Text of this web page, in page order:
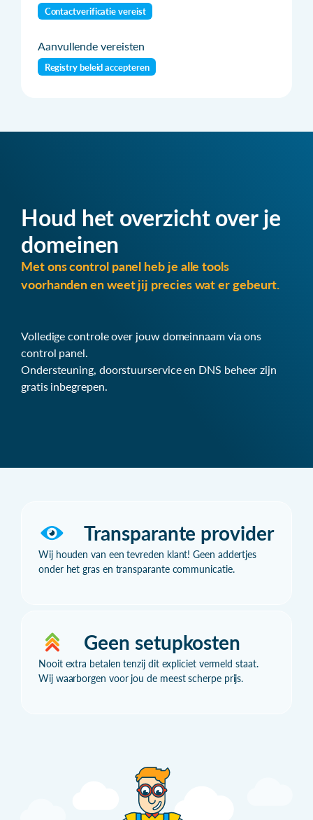
Contactverificatie vereist
Aanvullende vereisten
Registry beleid accepteren
Houd het overzicht over je
domeinen
Met ons control panel heb je alle tools
voorhanden en weet jij precies wat er gebeurt.
Volledige controle over jouw domeinnaam via ons
control panel.
Ondersteuning, doorstuurservice en DNS beheer zijn
gratis inbegrepen.
Transparante provider
Wij houden van een tevreden klant! Geen addertjes
onder het gras en transparante communicatie.
Geen setupkosten
Nooit extra betalen tenzij dit expliciet vermeld staat.
Wij waarborgen voor jou de meest scherpe prijs.